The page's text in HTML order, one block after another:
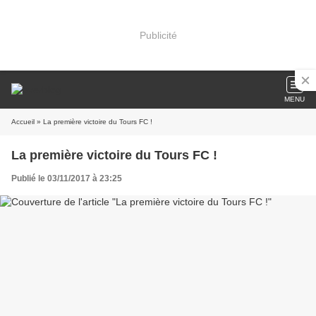
Publicité
MENU
Accueil » La première victoire du Tours FC !
La première victoire du Tours FC !
Publié le 03/11/2017 à 23:25